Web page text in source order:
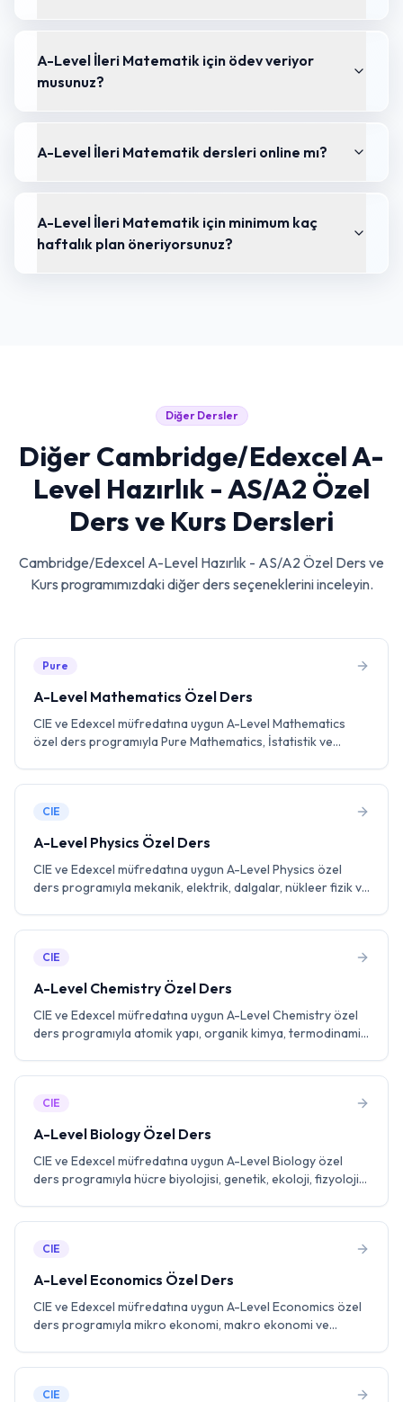
A-Level İleri Matematik için ödev veriyor
musunuz?
A-Level İleri Matematik dersleri online mı?
A-Level İleri Matematik için minimum kaç
haftalık plan öneriyorsunuz?
Diğer Dersler
DiğerCambridge/Edexcel A-
Level Hazırlık - AS/A2 Özel
Ders ve Kurs Dersleri
Cambridge/Edexcel A-Level Hazırlık - AS/A2 Özel Ders ve
Kurs programımızdaki diğer ders seçeneklerini inceleyin.
Pure
A-Level Mathematics Özel Ders
CIE ve Edexcel müfredatına uygun A-Level Mathematics
özel ders programıyla Pure Mathematics, İstatistik ve
CIE
A-Level Physics Özel Ders
CIE ve Edexcel müfredatına uygun A-Level Physics özel
ders programıyla mekanik, elektrik, dalgalar, nükleer fizik ve
CIE
A-Level Chemistry Özel Ders
CIE ve Edexcel müfredatına uygun A-Level Chemistry özel
ders programıyla atomik yapı, organik kimya, termodinamik
CIE
A-Level Biology Özel Ders
CIE ve Edexcel müfredatına uygun A-Level Biology özel
ders programıyla hücre biyolojisi, genetik, ekoloji, fizyoloji
CIE
A-Level Economics Özel Ders
CIE ve Edexcel müfredatına uygun A-Level Economics özel
ders programıyla mikro ekonomi, makro ekonomi ve
CIE